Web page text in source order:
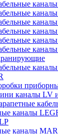
каналы LV
каналы
каналы